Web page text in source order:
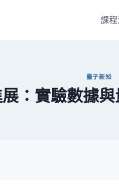
課
量子新知
：實驗數據